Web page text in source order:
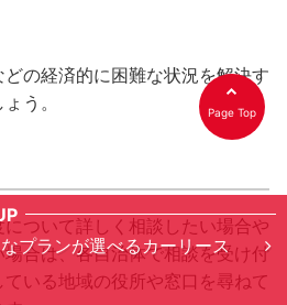
の経済的に困難な状況を解決す
う。
ついて詳しく相談したい場合や
合は、各自治体で相談を受け付
いる地域の役所や窓口を尋ねて
プランが選べるカーリース
Page Top